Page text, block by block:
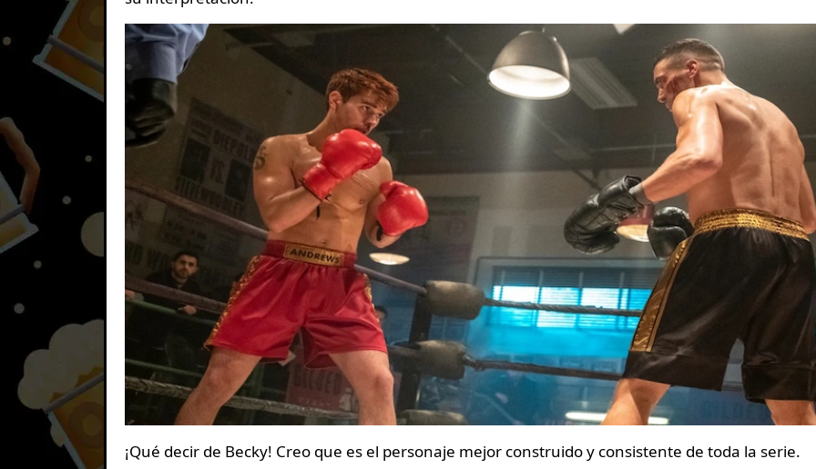
¡Qué decir de Becky! Creo que es el personaje mejor construido y consistente de toda la serie.